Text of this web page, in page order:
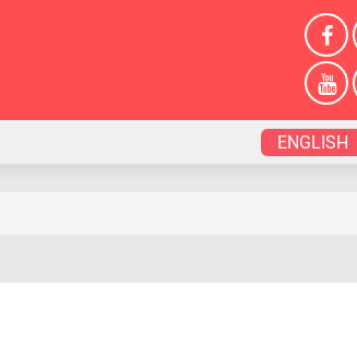
ENGLISH